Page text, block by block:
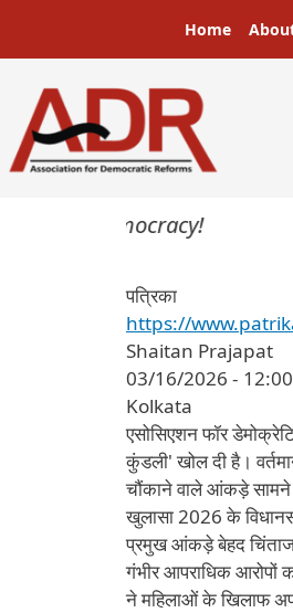
Main
Home
in a democracy!
पत्रिका
https://
Shaitan Prajapat
03/16/2026 - 12:00
Kolkata
एसोसिएशन फॉर
कुंडली' खोल दी है।
चौंकाने वाले आंकड़े सामने
खुलासा 2026 के
प्रमुख आंकड़े बेहद
गंभीर आपराधिक आरोपों
ने महिलाओं के खिलाफ